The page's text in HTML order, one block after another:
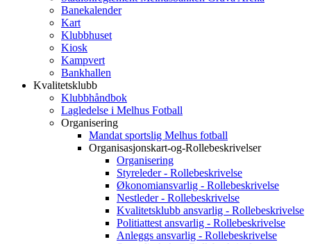
Banekalender
Kart
Klubbhuset
Kiosk
Kampvert
Bankhallen
Kvalitetsklubb
Klubbhåndbok
Lagledelse i Melhus Fotball
Organisering
Mandat sportslig Melhus fotball
Organisasjonskart-og-Rollebeskrivelser
Organisering
Styreleder - Rollebeskrivelse
Økonomiansvarlig - Rollebeskrivelse
Nestleder - Rollebeskrivelse
Kvalitetsklubb ansvarlig - Rollebeskrivelse
Politiattest ansvarlig - Rollebeskrivelse
Anleggs ansvarlig - Rollebeskrivelse